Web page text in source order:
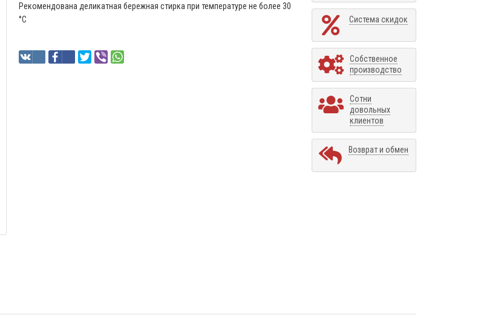
Рекомендована деликатная бережная стирка при температуре не более 30
°C
Система скидок
Собственное
производство
Сотни
довольных
клиентов
Возврат и обмен